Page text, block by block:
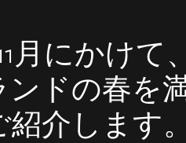
月にかけ
ンドの春を
紹介します